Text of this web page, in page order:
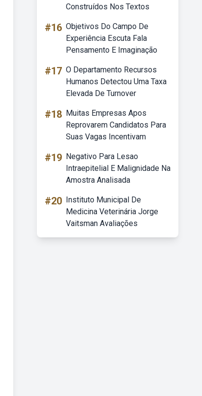
Construídos Nos Textos
#16 Objetivos Do Campo De
Experiência Escuta Fala
Pensamento E Imaginação
#17 O Departamento Recursos
Humanos Detectou Uma Taxa
Elevada De Turnover
#18 Muitas Empresas Apos
Reprovarem Candidatos Para
Suas Vagas Incentivam
#19 Negativo Para Lesao
Intraepitelial E Malignidade Na
Amostra Analisada
#20 Instituto Municipal De
Medicina Veterinária Jorge
Vaitsman Avaliações